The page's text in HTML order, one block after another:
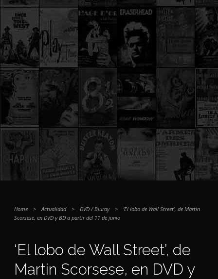
Home > Actualidad > DVD / Bluray >
‘El lobo de Wall Street’, de Martin
Scorsese, en DVD y BD a partir del 11 de junio
‘El lobo de Wall Street’, de
Martin Scorsese, en DVD y